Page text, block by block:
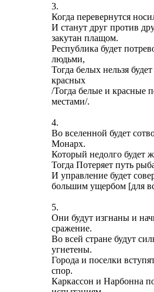
3.
Когда перевернутся
И станут друг против
закутан плащом.
Республика будет
людьми,
Тогда белых нельзя
красных
/Тогда белые и красные
местами/.
4.
Во вселенной будет
Монарх.
Который недолго будет
Тогда Потеряет путь
И управление будет
большим ущербом [для
5.
Они будут изгнаны и
сражение.
Во всей стране будут
угнетены.
Города и поселки
спор.
Каркассон и Нарбонна